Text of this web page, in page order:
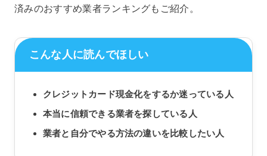
済みのおすすめ業者ランキングもご紹介。
こんな人に読んでほしい
クレジットカード現金化をするか迷っている人
本当に信頼できる業者を探している人
業者と自分でやる方法の違いを比較したい人